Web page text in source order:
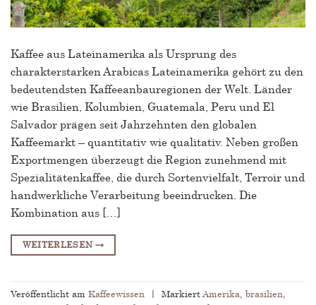
Kaffee aus Lateinamerika als Ursprung des
charakterstarken Arabicas Lateinamerika gehört zu den
bedeutendsten Kaffeeanbauregionen der Welt. Länder
wie Brasilien, Kolumbien, Guatemala, Peru und El
Salvador prägen seit Jahrzehnten den globalen
Kaffeemarkt – quantitativ wie qualitativ. Neben großen
Exportmengen überzeugt die Region zunehmend mit
Spezialitätenkaffee, die durch Sortenvielfalt, Terroir und
handwerkliche Verarbeitung beeindrucken. Die
Kombination aus […]
WEITERLESEN →
Veröffentlicht am Kaffeewissen | Markiert Amerika brasilien